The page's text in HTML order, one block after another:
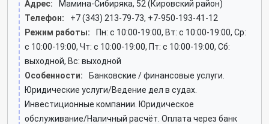
Адрес:
Мамина-Сибиряка, 52 (Кировский район)
Телефон:
+7 (343) 213-79-73, +7-950-193-41-12
Режим работы:
Пн: c 10:00-19:00, Вт: c 10:00-19:00, Ср:
c 10:00-19:00, Чт: c 10:00-19:00, Пт: c 10:00-19:00, Сб:
выходной, Вс: выходной
Особенности:
Банковские / финансовые услуги.
Юридические услуги/Ведение дел в судах.
Инвестиционные компании. Юридическое
обслуживание/Наличный расчёт. Оплата через банк